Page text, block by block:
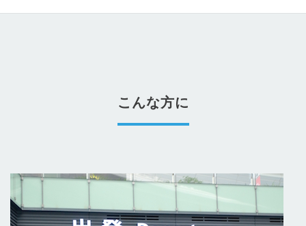
こんな方に